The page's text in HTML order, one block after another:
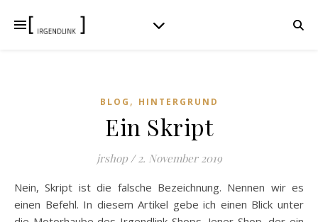
BLOG , HINTERGRUND
Ein Skript
jrshop / 2. November 2019
Nein, Skript ist die falsche Bezeichnung. Nennen wir es
einen Befehl. In diesem Artikel gebe ich einen Blick unter